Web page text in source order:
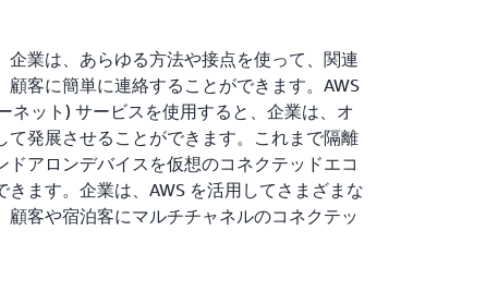
企業は、あらゆる方法や接点を使って、関連
客に簡単に連絡することができます。AWS
ネット) サービスを使用すると、企業は、オ
て発展させることができます。これまで隔離
ドアロンデバイスを仮想のコネクテッドエコ
きます。企業は、AWS を活用してさまざまな
顧客や宿泊客にマルチチャネルのコネクテッ